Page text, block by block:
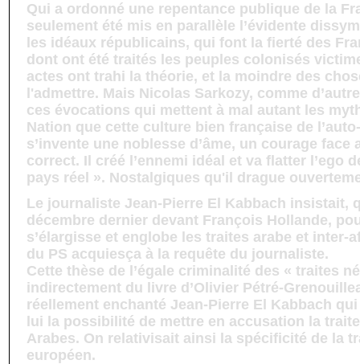
Qui a ordonné une repentance publique de la
seulement été mis en parallèle l’évidente
les idéaux républicains, qui font la fierté des
dont ont été traités les peuples colonisés
actes ont trahi la théorie, et la moindre des
l'admettre. Mais Nicolas Sarkozy, comme
ces évocations qui mettent à mal autant les
Nation que cette culture bien française de
s’invente une noblesse d’âme, un courage face
correct. Il créé l’ennemi idéal et va flatter l’ego
pays réel ». Nostalgiques qu'il drague
Le journaliste Jean-Pierre El Kabbach insistait,
décembre dernier devant François Hollande,
s’élargisse et englobe les traites arabe et inter-
du PS acquiesça à la requête du journaliste.
Cette thèse de l’égale criminalité des « traites
indirectement du livre d’Olivier Pétré-
réellement enchanté Jean-Pierre El Kabbach
lui la possibilité de mettre en accusation la
Arabes. On relativisait ainsi la spécificité de la
européen.